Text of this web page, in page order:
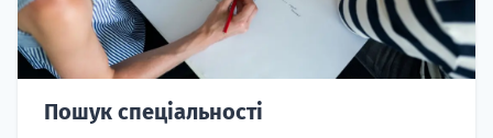
Пошук спеціальності